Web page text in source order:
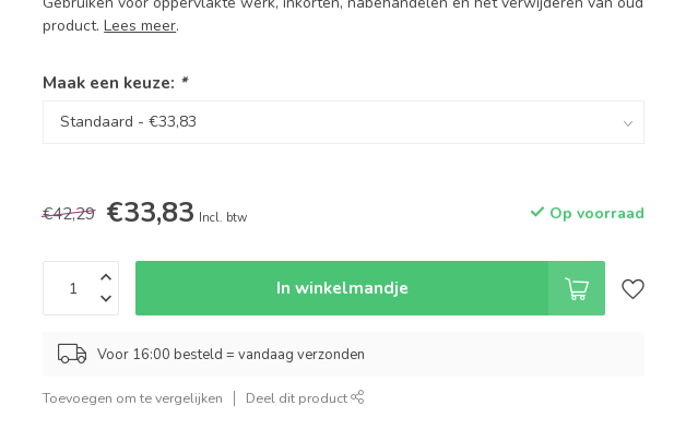
product.Lees meer.
Maak een keuze: *
€42,29 €33,83 Incl. btw Op voorraad
In winkelmandje
Voor 16:00 besteld = vandaag verzonden
Toevoegen om te vergelijken Deel dit product